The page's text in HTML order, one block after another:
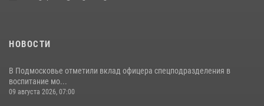
НОВОСТИ
В Подмосковье отметили вклад офицера спецподразделения в
воспитание мо...
09 августа 2026, 07:00